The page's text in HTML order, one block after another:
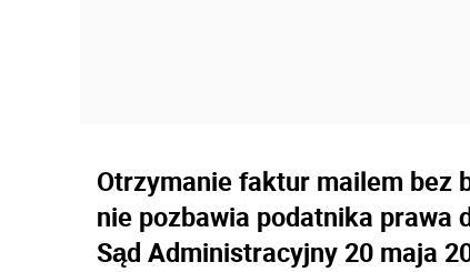
Otrzymanie faktur mailem bez
nie pozbawia podatnika prawa
Sąd Administracyjny 20 maja